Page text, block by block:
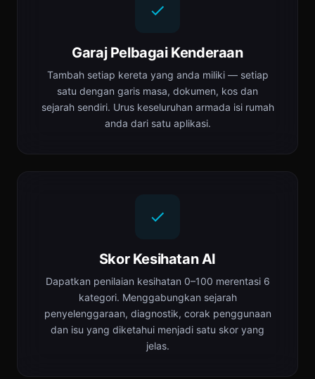
Garaj Pelbagai Kenderaan
Tambah setiap kereta yang anda miliki — setiap
satu dengan garis masa, dokumen, kos dan
sejarah sendiri. Urus keseluruhan armada isi rumah
anda dari satu aplikasi.
Skor Kesihatan AI
Dapatkan penilaian kesihatan 0–100 merentasi 6
kategori. Menggabungkan sejarah
penyelenggaraan, diagnostik, corak penggunaan
dan isu yang diketahui menjadi satu skor yang
jelas.